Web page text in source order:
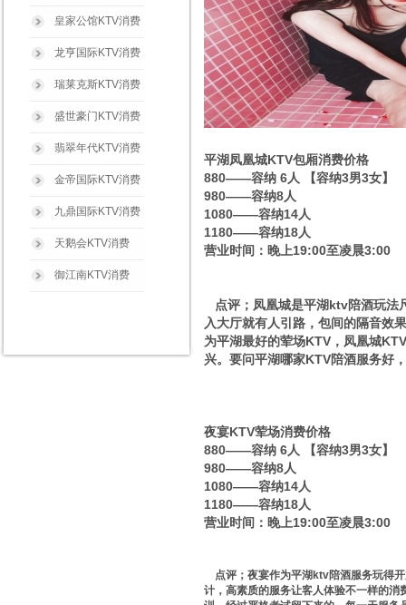
皇家公馆KTV消费
龙亨国际KTV消费
瑞莱克斯KTV消费
盛世豪门KTV消费
翡翠年代KTV消费
金帝国际KTV消费
九鼎国际KTV消费
天鹅会KTV消费
御江南KTV消费
平湖凤凰城KTV包厢消费价格
880——容纳 6人 【容纳3男3女】
980——容纳8人
1080——容纳14人
1180——容纳18人
营业时间：晚上19:00至凌晨3:00
点评；凤凰城是平湖ktv陪酒玩法
入大厅就有人引路，包间的隔音效
为平湖最好的荤场KTV，凤凰城
兴。要问平湖哪家KTV陪酒服务好
夜宴KTV荤场消费价格
880——容纳 6人 【容纳3男3女】
980——容纳8人
1080——容纳14人
1180——容纳18人
营业时间：晚上19:00至凌晨3:00
点评；夜宴作为平湖ktv陪酒服务玩得
计，高素质的服务让客人体验不一样的